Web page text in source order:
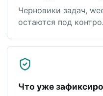
Черновики задач,
остаются под
Что уже